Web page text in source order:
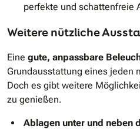
perfekte und schattenfreie
Weitere nützliche
Eine gute, anpassbare
Grundausstattung eines jeden
Doch es gibt weitere
zu genießen.
Ablagen unter und neben